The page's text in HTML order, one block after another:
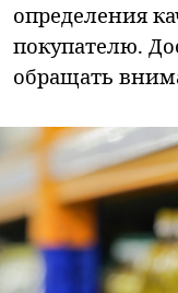
определения
покупателю.
обращать